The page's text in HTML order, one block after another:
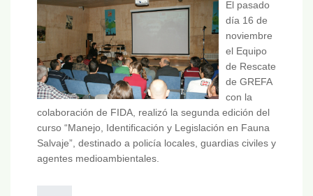
El pasado
día 16 de
noviembre
el Equipo
de Rescate
de GREFA
con la
colaboración de FIDA, realizó la segunda edición del
curso “Manejo, Identificación y Legislación en Fauna
Salvaje”, destinado a policía locales, guardias civiles y
agentes medioambientales.